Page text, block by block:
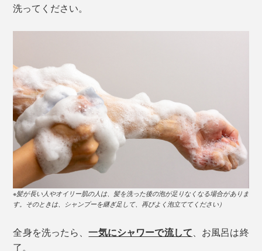
洗ってください。
※髪が長い人やオイリー肌の人は、髪を洗った後の泡が足りなくなる場合がありま
す。そのときは、シャンプーを継ぎ足して、再びよく泡立ててください）
全身を洗ったら、一気にシャワーで流して 、お風呂は終
了。